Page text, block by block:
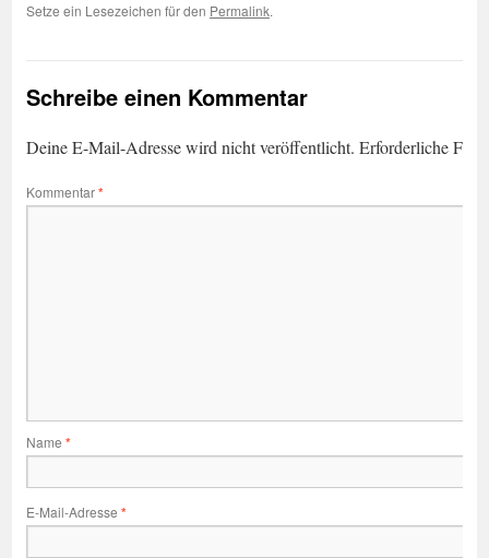
Setze ein Lesezeichen für den Permalink.
Schreibe einen Kommentar
Deine E-Mail-Adresse wird nicht veröffentlicht. Erforderliche
Kommentar*
Name *
E-Mail-Adresse *